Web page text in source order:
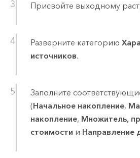
Присвойте выходному
Разверните категорию
источников.
Заполните
(Начальное накопление,
накопление, Множитель,
стоимости и Направление